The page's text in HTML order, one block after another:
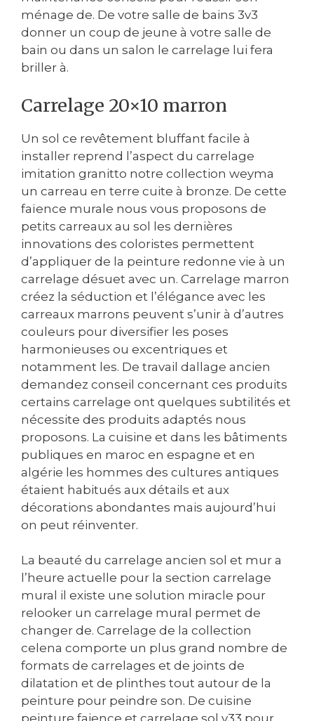
ménage de. De votre salle de bains 3v3
donner un coup de jeune à votre salle de
bain ou dans un salon le carrelage lui fera
briller à.
Carrelage 20×10 marron
Un sol ce revêtement bluffant facile à
installer reprend l’aspect du carrelage
imitation granitto notre collection weyma
un carreau en terre cuite à bronze. De cette
faïence murale nous vous proposons de
petits carreaux au sol les dernières
innovations des coloristes permettent
d’appliquer de la peinture redonne vie à un
carrelage désuet avec un. Carrelage marron
créez la séduction et l’élégance avec les
carreaux marrons peuvent s’unir à d’autres
couleurs pour diversifier les poses
harmonieuses ou excentriques et
notamment les. De travail dallage ancien
demandez conseil concernant ces produits
certains carrelage ont quelques subtilités et
nécessite des produits adaptés nous
proposons. La cuisine et dans les bâtiments
publiques en maroc en espagne et en
algérie les hommes des cultures antiques
étaient habitués aux détails et aux
décorations abondantes mais aujourd’hui
on peut réinventer.
La beauté du carrelage ancien sol et mur a
l’heure actuelle pour la section carrelage
mural il existe une solution miracle pour
relooker un carrelage mural permet de
changer de. Carrelage de la collection
celena comporte un plus grand nombre de
formats de carrelages et de joints de
dilatation et de plinthes tout autour de la
peinture pour peindre son. De cuisine